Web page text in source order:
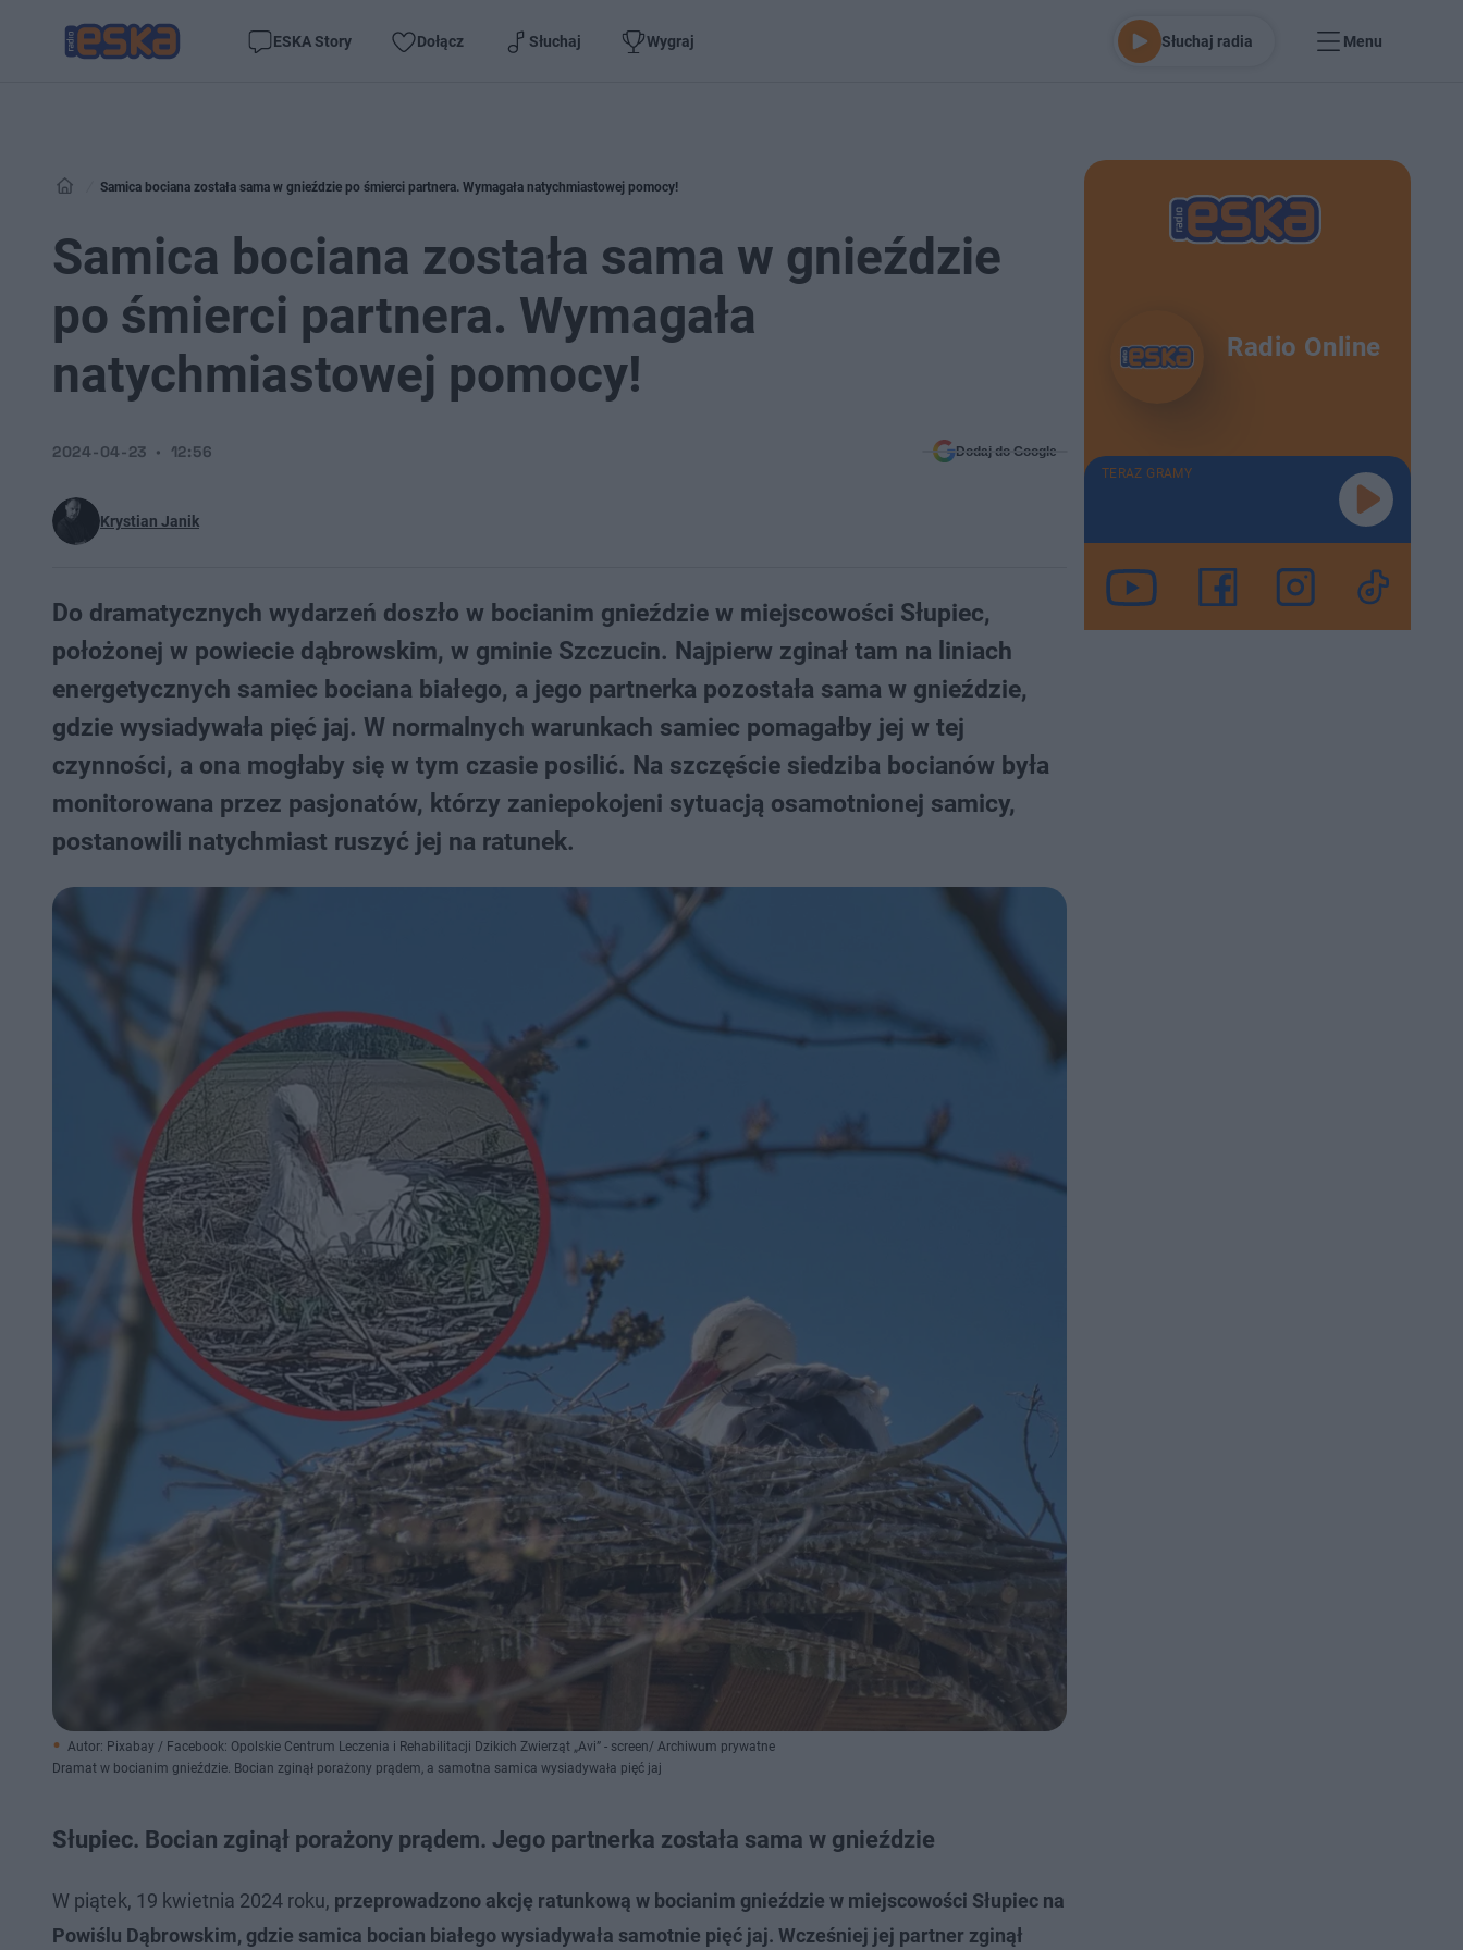
ESKA Story Dołącz Słuchaj Wygraj Słuchaj radia Menu
Samica bociana została sama w gnieździe po śmierci partnera. Wymagała natychmiastowej pomocy!
Samica bociana została sama w gnieździe
po śmierci partnera. Wymagała
natychmiastowej pomocy!
Krystian Janik
2024-04-23 12:56 Dodaj do Google
Do dramatycznych wydarzeń doszło w bocianim gnieździe w miejscowości Słupiec,
położonej w powiecie dąbrowskim, w gminie Szczucin. Najpierw zginał tam na liniach
energetycznych samiec bociana białego, a jego partnerka pozostała sama w gnieździe,
gdzie wysiadywała pięć jaj. W normalnych warunkach samiec pomagałby jej w tej
czynności, a ona mogłaby się w tym czasie posilić. Na szczęście siedziba bocianów była
monitorowana przez pasjonatów, którzy zaniepokojeni sytuacją osamotnionej samicy,
postanowili natychmiast ruszyć jej na ratunek.
Autor: Pixabay / Facebook: Opolskie Centrum Leczenia i Rehabilitacji Dzikich Zwierząt „Avi” - screen/ Archiwum prywatne
Dramat w bocianim gnieździe. Bocian zginął porażony prądem, a samotna samica wysiadywała pięć jaj
Słupiec. Bocian zginął porażony prądem. Jego partnerka została sama w gnieździe
W piątek, 19 kwietnia 2024 roku, przeprowadzono akcję ratunkową w bocianim gnieździe w miejscowości Słupiec na
Powiślu Dąbrowskim, gdzie samica bocian białego wysiadywała samotnie pięć jaj. Wcześniej jej partner zginął
Radio Online
TERAZ GRAMY